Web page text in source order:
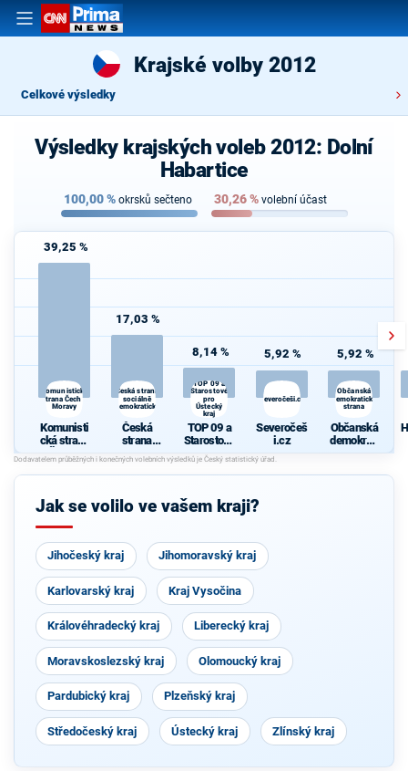
Krajské volby 2012
Celkové výsledky
Výsledky krajských voleb 2012: Dolní
Habartice
100,00% okrsků sečteno 30,26% volební účast
39,25 %
Komunistická
strana Čech a
Moravy
Komunisti
cká strana
Čech a
Moravy
17,03 %
Česká strana
sociálně
demokratická
Česká
strana
sociálně
demokrati
cká
8,14 %
TOP 09 a
Starostové
pro
Ústecký
kraj
TOP 09 a
Starostové
pro
Ústecký
kraj
5,92 %
Severočeši.cz
Severočeš
i.cz
5,92 %
Občanská
demokratická
strana
Občanská
demokrati
cká strana
Jak se volilo ve vašem kraji?
Jihočeský kraj Jihomoravský kraj
Karlovarský kraj Kraj Vysočina
Královéhradecký kraj Liberecký kraj
Moravskoslezský kraj Olomoucký kraj
Pardubický kraj Plzeňský kraj
Středočeský kraj Ústecký kraj Zlínský kraj